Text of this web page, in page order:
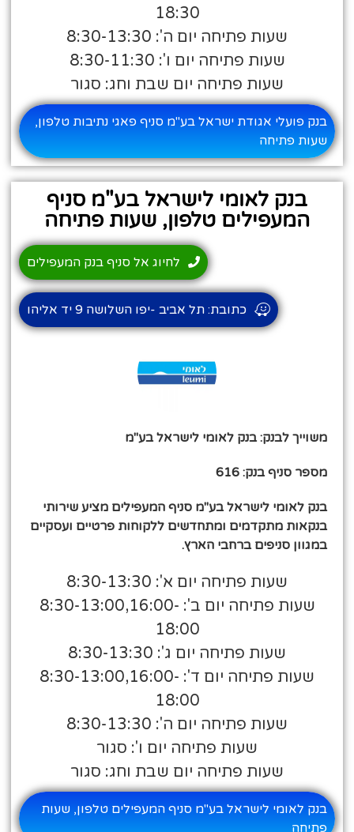
18:30
שעות פתיחה יום ה': 8:30-13:30
שעות פתיחה יום ו': 8:30-11:30
שעות פתיחה יום שבת וחג: סגור
בנק פועלי אגודת ישראל בע"מ סניף פאגי נתיבות טלפון,
שעות פתיחה
בנק לאומי לישראל בע"מ סניף
המעפילים טלפון, שעות פתיחה
משוייך לבנק: בנק לאומי לישראל בע"מ
מספר סניף בנק: 616
בנק לאומי לישראל בע"מ סניף המעפילים מציע שירותי
בנקאות מתקדמים ומתחדשים ללקוחות פרטיים ועסקיים
במגוון סניפים ברחבי הארץ.
שעות פתיחה יום א': 8:30-13:30
שעות פתיחה יום ב': 8:30-13:00,16:00-
18:00
שעות פתיחה יום ג': 8:30-13:30
שעות פתיחה יום ד': 8:30-13:00,16:00-
18:00
שעות פתיחה יום ה': 8:30-13:30
שעות פתיחה יום ו': סגור
שעות פתיחה יום שבת וחג: סגור
לחיוג אל סניף בנק המעפילים
כתובת: תל אביב -יפו השלושה 9 יד אליהו
בנק לאומי לישראל בע"מ סניף המעפילים טלפון, שעות
פתיחה